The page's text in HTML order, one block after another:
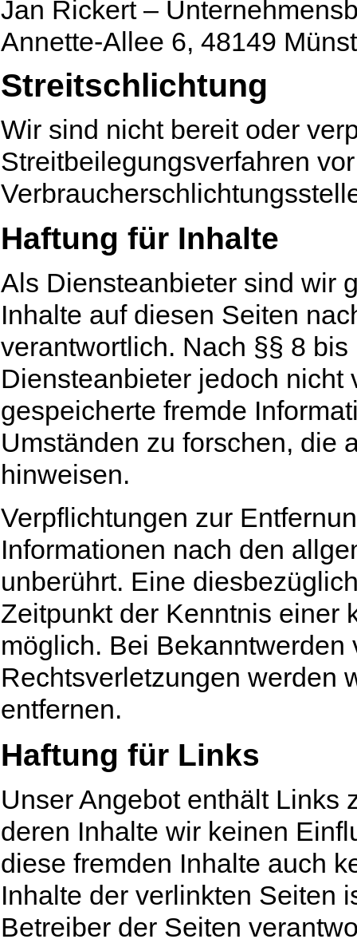
Jan Rickert –
Annette-Allee 6, 48149
Streitschlichtung
Wir sind nicht bereit oder
Streitbeilegungsverfahren
Haftung für Inhalte
Als Diensteanbieter sind wir
Inhalte auf diesen Seiten
verantwortlich. Nach §§ 8
Diensteanbieter jedoch nicht
gespeicherte fremde
Umständen zu forschen, die
hinweisen.
Verpflichtungen zur
Informationen nach den
unberührt. Eine
Zeitpunkt der Kenntnis einer
möglich. Bei Bekanntwerden
Rechtsverletzungen werden
entfernen.
Haftung für Links
Unser Angebot enthält Links
deren Inhalte wir keinen
diese fremden Inhalte auch
Inhalte der verlinkten Seiten
Betreiber der Seiten